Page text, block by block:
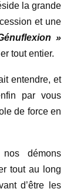
la grande
et une
»
tout entier.
entendre, et
par vous
de force en
démons
tout au long
d’être les